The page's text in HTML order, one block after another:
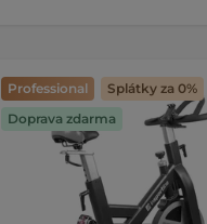
Professional
Splátky za 0%
Doprava zdarma